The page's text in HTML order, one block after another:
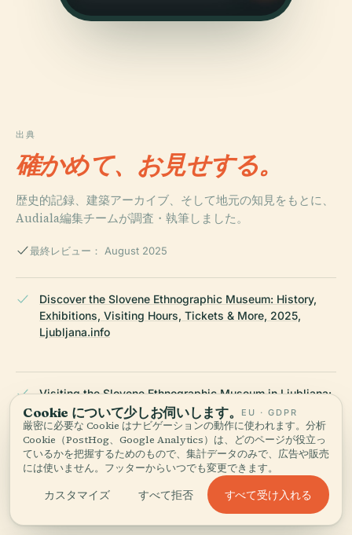
出典
確かめて、お見せする。
歴史的記録、建築アーカイブ、そして地元の知見をもとに、
Audiala編集チームが調査・執筆しました。
最終レビュー： August 2025
Discover the Slovene Ethnographic Museum: History,
Exhibitions, Visiting Hours, Tickets & More, 2025,
Ljubljana.info
Visiting the Slovene Ethnographic Museum in Ljubljana:
Hours, Tickets, and Cultural Insights, 2025, The
Slovenia
Visiting the Slovene Ethnographic Museum in Ljubljana:
Hours, Tickets & Exhibitions, 2025, SEM official website
Cookie について少しお伺いします。 EU · GDPR
厳密に必要な Cookie はナビゲーションの動作に使われます。分析
Cookie（PostHog、Google Analytics）は、どのページが役立っ
ているかを把握するためのもので、集計データのみで、広告や販売
には使いません。フッターからいつでも変更できます。
カスタマイズ すべて拒否 すべて受け入れる